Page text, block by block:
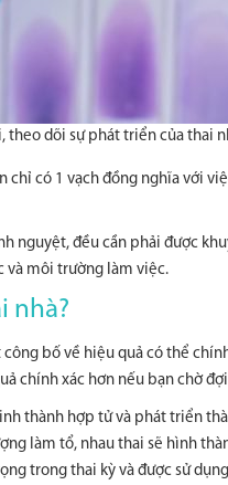
dõi sự phát triển của thai
chỉ có 1 vạch đồng nghĩa với
nguyệt, đều cần phải được
và môi trường làm việc.
nhà?
bố về hiệu quả có thể
chính xác hơn nếu bạn chờ
thành hợp tử và phát triển
làm tổ, nhau thai sẽ hình
trong thai kỳ và được sử